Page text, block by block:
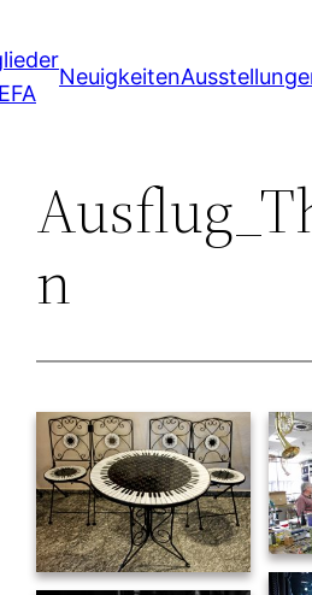
Inhalt
springen
Neuigkeiten
n